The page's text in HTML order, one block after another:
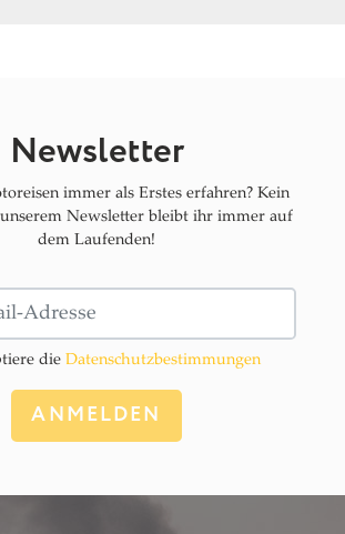
Newsletter
immer als Erstes erfahren? Kein
Newsletter bleibt ihr immer auf
dem Laufenden!
die Datenschutz­bestimmungen